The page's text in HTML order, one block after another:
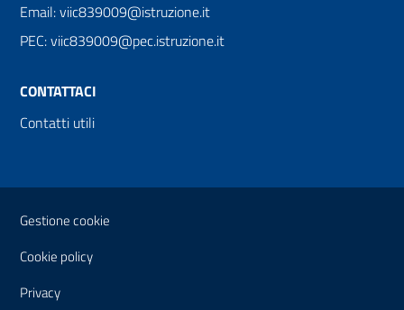
Email: viic839009@istruzione.it
PEC: viic839009@pec.istruzione.it
CONTATTACI
Contatti utili
Gestione cookie
Cookie policy
Privacy